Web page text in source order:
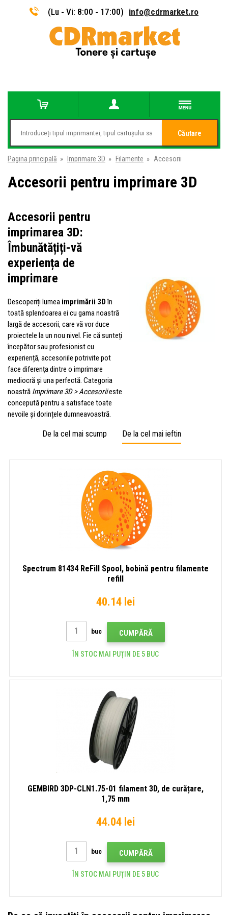
(Lu - Vi: 8:00 - 17:00) info@cdrmarket.ro
Căutare
Pagina principală » Imprimare 3D » Filamente » Accesorii
Accesorii pentru imprimare 3D
Accesorii pentru
imprimarea 3D:
Îmbunătățiți-vă
experiența de
imprimare
Descoperiți lumea imprimării 3Dîn
toată splendoarea ei cu gama noastră
largă de accesorii, care vă vor duce
proiectele la un nou nivel. Fie că sunteți
începător sau profesionist cu
experiență, accesoriile potrivite pot
face diferența dintre o imprimare
mediocră și una perfectă. Categoria
noastră Imprimare 3D > Accesoriieste
concepută pentru a satisface toate
nevoile și dorințele dumneavoastră.
De la cel mai scump De la cel mai ieftin
Spectrum 81434 ReFill Spool, bobină pentru filamente
refill
40.14 lei
buc CUMPĂRĂ
ÎN STOC MAI PUȚIN DE 5 BUC
GEMBIRD 3DP-CLN1.75-01 filament 3D, de curățare,
1,75 mm
44.04 lei
buc CUMPĂRĂ
ÎN STOC MAI PUȚIN DE 5 BUC